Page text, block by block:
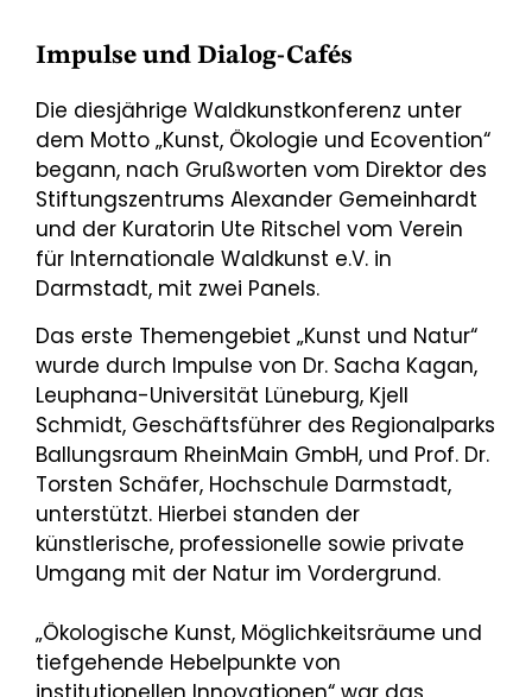
Impulse und Dialog-Cafés
Die diesjährige Waldkunstkonferenz unter
dem Motto „Kunst, Ökologie und Ecovention“
begann, nach Grußworten vom Direktor des
Stiftungszentrums Alexander Gemeinhardt
und der Kuratorin Ute Ritschel vom Verein
für Internationale Waldkunst e.V. in
Darmstadt, mit zwei Panels.
Das erste Themengebiet „Kunst und Natur“
wurde durch Impulse von Dr. Sacha Kagan,
Leuphana-Universität Lüneburg, Kjell
Schmidt, Geschäftsführer des Regionalparks
Ballungsraum RheinMain GmbH, und Prof. Dr.
Torsten Schäfer, Hochschule Darmstadt,
unterstützt. Hierbei standen der
künstlerische, professionelle sowie private
Umgang mit der Natur im Vordergrund.
„Ökologische Kunst, Möglichkeitsräume und
tiefgehende Hebelpunkte von